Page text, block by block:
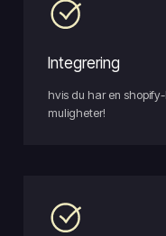
Integrering
hvis du har en
muligheter!